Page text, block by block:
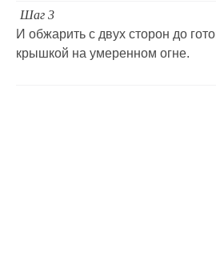
Шаг 3
И обжарить с двух сторон до
крышкой на умеренном огне.